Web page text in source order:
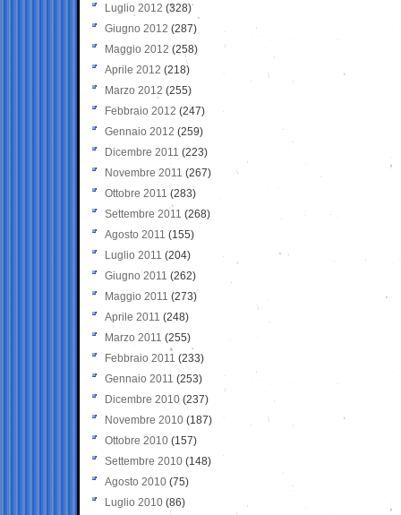
Luglio 2012 (328)
Giugno 2012 (287)
Maggio 2012 (258)
Aprile 2012 (218)
Marzo 2012 (255)
Febbraio 2012 (247)
Gennaio 2012 (259)
Dicembre 2011 (223)
Novembre 2011 (267)
Ottobre 2011 (283)
Settembre 2011 (268)
Agosto 2011 (155)
Luglio 2011 (204)
Giugno 2011 (262)
Maggio 2011 (273)
Aprile 2011 (248)
Marzo 2011 (255)
Febbraio 2011 (233)
Gennaio 2011 (253)
Dicembre 2010 (237)
Novembre 2010 (187)
Ottobre 2010 (157)
Settembre 2010 (148)
Agosto 2010 (75)
Luglio 2010 (86)